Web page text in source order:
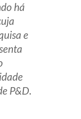
há
e
P&D.